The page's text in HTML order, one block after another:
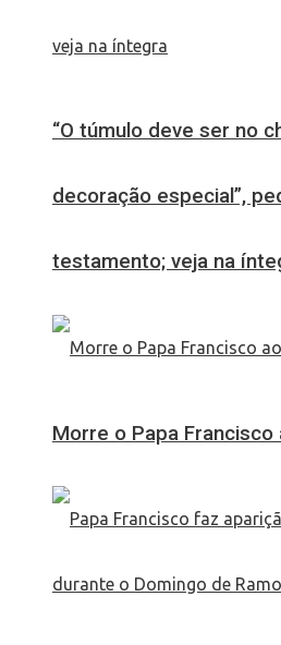
“O túmulo deve ser no
decoração especial”,
testamento; veja na
Morre o Papa Francisco